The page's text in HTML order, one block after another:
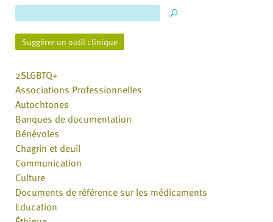
Suggérer un outil clinique
2SLGBTQ+
Associations Professionnelles
Autochtones
Banques de documentation
Bénévoles
Chagrin et deuil
Communication
Culture
Documents de référence sur les médicaments
Education